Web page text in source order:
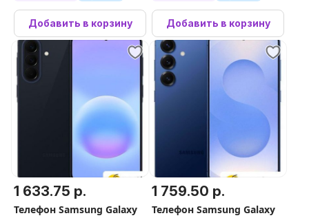
Добавить в корзину Добавить в корзину
1 633.75 р.
Телефон Samsung Galaxy
1 759.50 р.
Телефон Samsung Galaxy